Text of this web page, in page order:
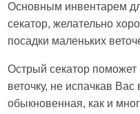
Основным инвентарем
секатор, желательно
посадки маленьких
Острый секатор
веточку, не испачкав
обыкновенная, как и